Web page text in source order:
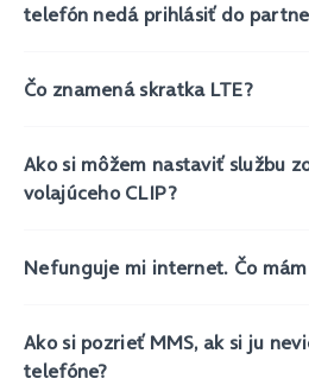
telefón nedá prihlásiť do
Čo znamená skratka LTE?
Ako si môžem nastaviť službu
volajúceho CLIP?
Nefunguje mi internet. Čo
Ako si pozrieť MMS, ak si ju
telefóne?